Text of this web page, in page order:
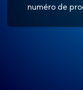
numéro de